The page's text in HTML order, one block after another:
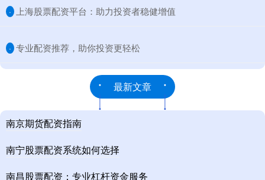
· ​上海股票配资平台：助力投资者稳健增值
· ​专业配资推荐，助你投资更轻松
最新文章
南京期货配资指南
南宁股票配资系统如何选择
南昌股票配资：专业杠杆资金服务